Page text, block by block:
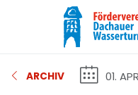
ARCHIV 01.